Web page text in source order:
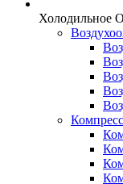
Холодильное